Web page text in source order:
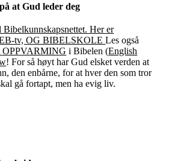
at Gud leder deg
Her er
tv, OG BIBELSKOLELes også
i Bibelen (English
! For så høyt har Gud elsket verden at
den enbårne, for at hver den som tror
gå fortapt, men ha evig liv.